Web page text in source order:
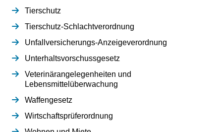
Tierschutz
Tierschutz-Schlachtverordnung
Unfallversicherungs-Anzeigeverordnung
Unterhaltsvorschussgesetz
Veterinärangelegenheiten und
Lebensmittelüberwachung
Waffengesetz
Wirtschaftsprüferordnung